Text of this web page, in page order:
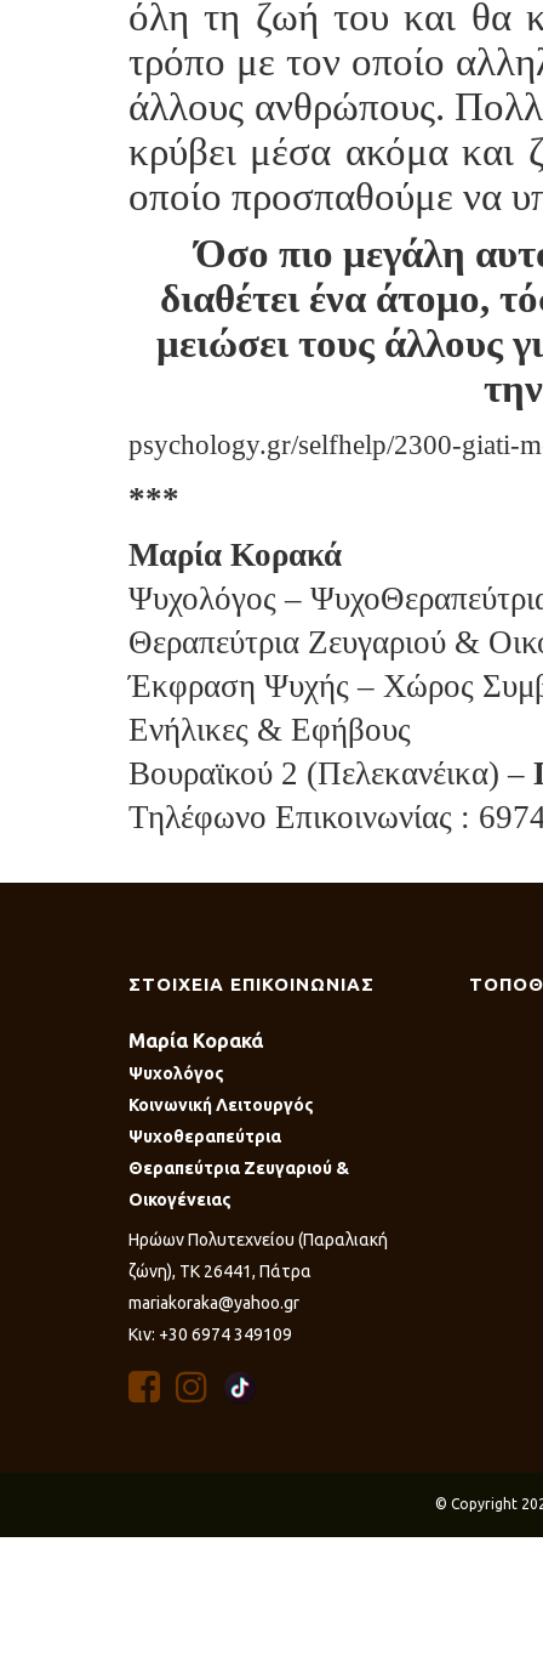
όλη τη ζωή του και θα
τρόπο με τον οποίο
άλλους ανθρώπους.
κρύβει μέσα ακόμα και
οποίο προσπαθούμε να
Όσο πιο μεγάλη
διαθέτει ένα άτομο,
μειώσει τους άλλους
psychology.gr/selfhelp/2300-giati-
***
Μαρία Κορακά
Ψυχολόγος –
Θεραπεύτρια Ζευγαριού &
Έκφραση Ψυχής – Χώρος
Ενήλικες & Εφήβους
Βουραϊκού 2 (Πελεκανέικα) –
Τηλέφωνο Επικοινωνίας :
ΣΤΟΙΧΕΙΑ ΕΠΙΚΟΙΝΩΝΙΑΣ
Μαρία Κορακά
Ψυχολόγος
Κοινωνική Λειτουργός
Ψυχοθεραπεύτρια
Θεραπεύτρια Ζευγαριού &
Οικογένειας
Ηρώων Πολυτεχνείου (Παραλιακή
ζώνη), ΤΚ 26441, Πάτρα
mariakoraka@yahoo.gr
Κιν: +30 6974 349109
© Copyright